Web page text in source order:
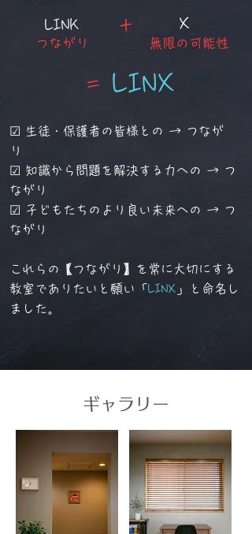
LINK
​つながり
​＋ X
無限の可能性
LINX
＝
☑ 生徒・保護者の皆様との → つなが
り
☑ 知識から問題を解決する力への → つ
ながり
☑ 子どもたちのより良い未来への → つ
ながり
これらの【つながり】を常に大切にする
教室でありたいと願い「LINX 」と命名し
ました。
​ギャラリー